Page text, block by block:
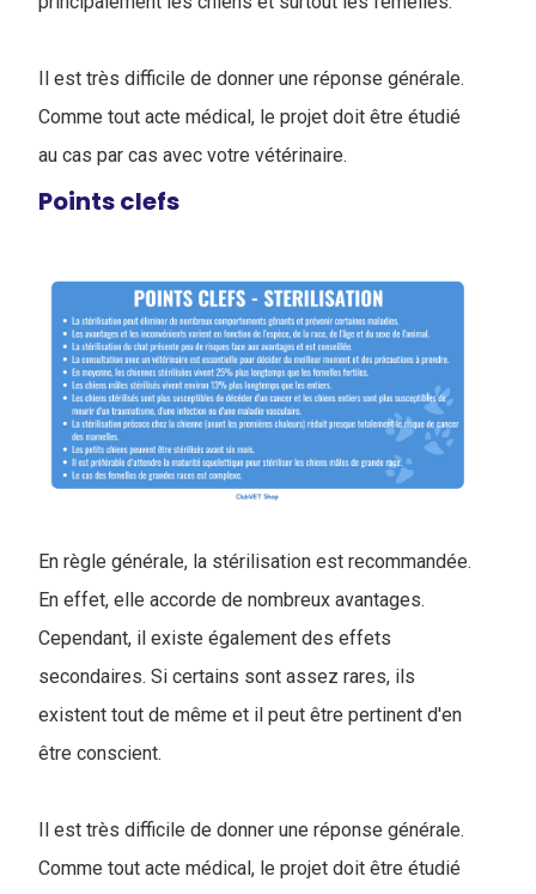
Il est très difficile de donner une réponse générale.
Comme tout acte médical, le projet doit être étudié
au cas par cas avec votre vétérinaire.
Points clefs
En règle générale, la stérilisation est recommandée.
En effet, elle accorde de nombreux avantages.
Cependant, il existe également des effets
secondaires. Si certains sont assez rares, ils
existent tout de même et il peut être pertinent d'en
être conscient.
Il est très difficile de donner une réponse générale.
Comme tout acte médical, le projet doit être étudié